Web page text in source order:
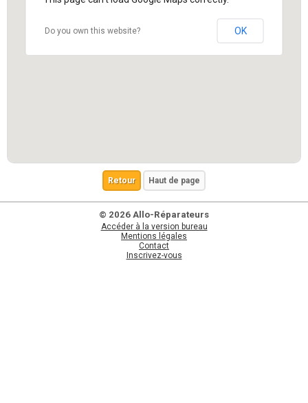
Do you own this website? OK
Retour Haut de page
© 2026 Allo-Réparateurs
Accéder à la version bureau
Mentions légales
Contact
Inscrivez-vous